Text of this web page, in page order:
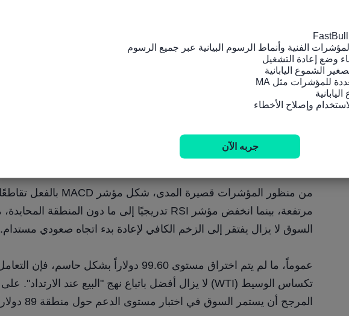
للحفاظ على الاتجاه الصعودي على المدى المتوسط ​​إلى الطويل.
مستوى 86.00 دولارًا سيشير إلى انهيار هيكلي أعمق للاتجاه الصعودي السابق.
السوق لا يزال يفتقر إلى الزخم الكافي لإعادة بدء اتجاه صعودي مستدام.
المرجح أن يستمر السوق في اختبار مستوى الدعم حول منطقة 89 دولاراً.
جربه الآن